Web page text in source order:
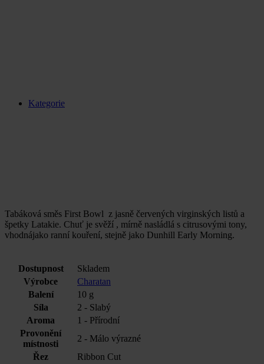
Kategorie
Tabáková směs First Bowl z jasně červených virginských listů a
špetky Latakie. Chuť je svěží , mírně nasládlá s citrusovými tony,
vhodnájako ranní kouření, stejně jako Dunhill Early Morning.
Dostupnost
Skladem
Výrobce
Charatan
Balení
10 g
Síla
2 - Slabý
Aroma
1 - Přírodní
Provonění
místnosti
2 - Málo výrazné
Řez
Ribbon Cut